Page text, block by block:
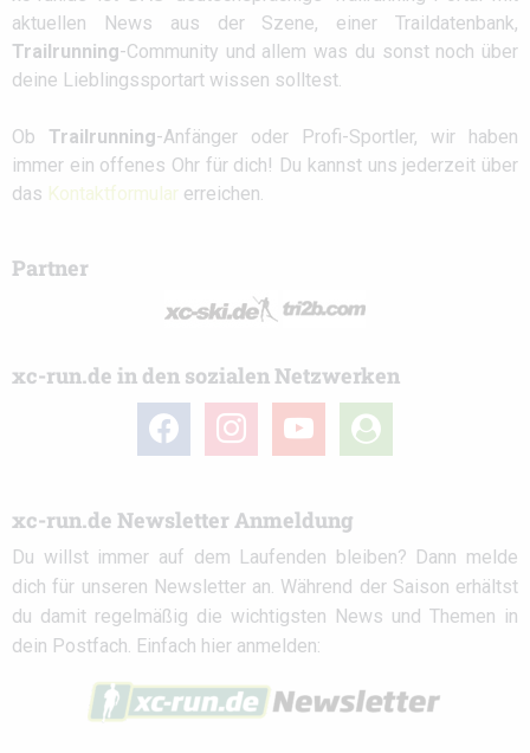
aktuellen News aus der Szene, einer Traildatenbank,
Trailrunning-Community und allem was du sonst noch über
deine Lieblingssportart wissen solltest.
Ob Trailrunning-Anfänger oder Profi-Sportler, wir haben
immer ein offenes Ohr für dich! Du kannst uns jederzeit über
das Kontaktformular erreichen.
Partner
xc-run.de in den sozialen Netzwerken
facebook instagramyoutube
user-
circle
xc-run.de Newsletter Anmeldung
Du willst immer auf dem Laufenden bleiben? Dann melde
dich für unseren Newsletter an. Während der Saison erhältst
du damit regelmäßig die wichtigsten News und Themen in
dein Postfach. Einfach hier anmelden: